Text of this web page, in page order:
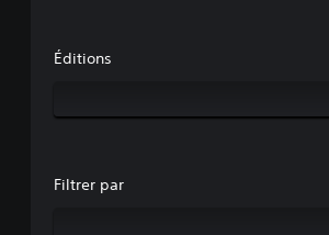
Éditions
Filtrer par